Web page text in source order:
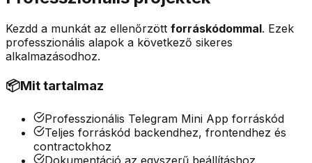
Kezdd a munkát az ellenőrzött forráskódommal. Ezek
professzionális alapok a következő sikeres
alkalmazásodhoz.
📦Mit tartalmaz
Professzionális Telegram Mini App forráskód
Teljes forráskód backendhez, frontendhez és
contractokhoz
Dokumentáció az egyszerű beállításhoz